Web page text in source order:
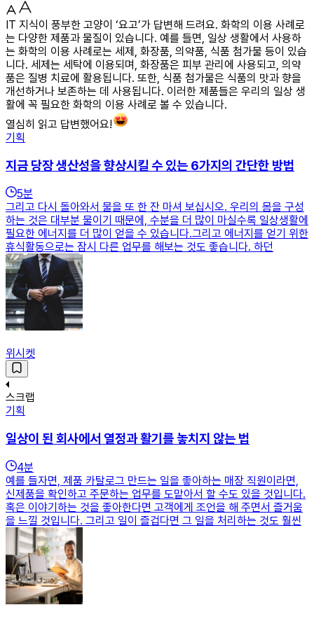
IT 지식이 풍부한 고양이 ‘요고’가 답변해 드려요. 화학의 이용 사례로
는 다양한 제품과 물질이 있습니다. 예를 들면, 일상 생활에서 사용하
는 화학의 이용 사례로는 세제, 화장품, 의약품, 식품 첨가물 등이 있습
니다. 세제는 세탁에 이용되며, 화장품은 피부 관리에 사용되고, 의약
품은 질병 치료에 활용됩니다. 또한, 식품 첨가물은 식품의 맛과 향을
개선하거나 보존하는 데 사용됩니다. 이러한 제품들은 우리의 일상 생
활에 꼭 필요한 화학의 이용 사례로 볼 수 있습니다.
열심히 읽고 답변했어요!
기획
지금 당장 생산성을 향상시킬 수 있는 6가지의 간단한 방법
5분
그리고 다시 돌아와서 물을 또 한 잔 마셔 보십시오. 우리의 몸을 구성
하는 것은 대부분 물이기 때문에, 수분을 더 많이 마실수록 일상생활에
필요한 에너지를 더 많이 얻을 수 있습니다.그리고 에너지를 얻기 위한
휴식활동으로는 잠시 다른 업무를 해보는 것도 좋습니다. 하던
위시켓
스크랩
기획
일상이 된 회사에서 열정과 활기를 놓치지 않는 법
4분
예를 들자면, 제품 카탈로그 만드는 일을 좋아하는 매장 직원이라면,
신제품을 확인하고 주문하는 업무를 도맡아서 할 수도 있을 것입니다.
혹은 이야기하는 것을 좋아한다면 고객에게 조언을 해 주면서 즐거움
을 느낄 것입니다. 그리고 일이 즐겁다면 그 일을 처리하는 것도 훨씬